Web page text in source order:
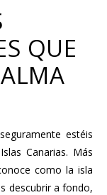
QUE
Canarias. Más
como la isla
descubrir a fondo,